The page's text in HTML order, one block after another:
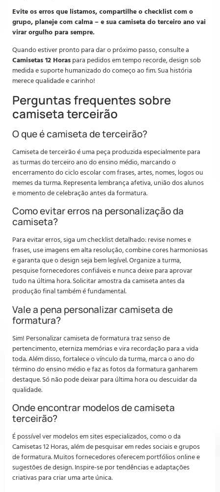
Evite os erros que listamos, compartilhe o checklist com o
grupo, planeje com calma – e sua camiseta do terceiro ano vai
virar orgulho para sempre.
Quando estiver pronto para dar o próximo passo, consulte a
Camisetas 12 Horas para pedidos em tempo recorde, design sob
medida e suporte humanizado do começo ao fim. Sua história
merece qualidade e carinho!
Perguntas frequentes sobre
camiseta terceirão
O que é camiseta de terceirão?
Camiseta de terceirão é uma peça produzida especialmente para
as turmas do terceiro ano do ensino médio, marcando o
encerramento do ciclo escolar com frases, artes, nomes, logos ou
memes da turma. Representa lembrança afetiva, união dos alunos
e momento de celebração antes da formatura.
Como evitar erros na personalização da
camiseta?
Para evitar erros, siga um checklist detalhado: revise nomes e
frases, use imagens em alta resolução, combine cores harmoniosas
e garanta que o design seja bem legível. Organize a turma,
pesquise fornecedores confiáveis e nunca deixe para aprovar
tudo na última hora. Solicitar amostra da camiseta antes da
produção final também é fundamental.
Vale a pena personalizar camiseta de
formatura?
Sim! Personalizar camiseta de formatura traz senso de
pertencimento, eterniza memórias e vira recordação para a vida
toda. Além disso, fortalece o vínculo da turma, marca o ano do
término do ensino médio e faz as fotos da formatura ganharem
destaque. Só não pode deixar para última hora ou descuidar da
qualidade.
Onde encontrar modelos de camiseta
terceirão?
É possível ver modelos em sites especializados, como o da
Camisetas 12 Horas, além de pesquisar em redes sociais e grupos
de formatura. Muitos fornecedores oferecem portfólios online e
sugestões de design. Inspire-se por tendências e adaptações
criativas para criar uma arte única.